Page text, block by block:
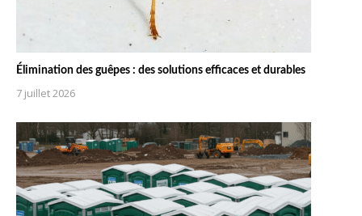
Élimination des guêpes : des solutions efficaces et durables
7 juillet 2026